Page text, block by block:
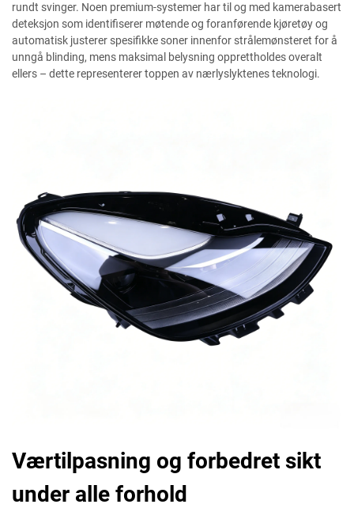
rundt svinger. Noen premium-systemer har til og med kamerabasert
deteksjon som identifiserer møtende og foranførende kjøretøy og
automatisk justerer spesifikke soner innenfor strålemønsteret for å
unngå blinding, mens maksimal belysning opprettholdes overalt
ellers – dette representerer toppen av nærlyslyktenes teknologi.
Værtilpasning og forbedret sikt
under alle forhold